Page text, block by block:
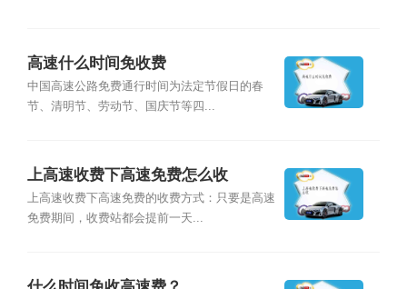
高速什么时间免收费
中国高速公路免费通行时间为法定节假日的春
节、清明节、劳动节、国庆节等四...
上高速收费下高速免费怎么收
上高速收费下高速免费的收费方式：只要是高速
免费期间，收费站都会提前一天...